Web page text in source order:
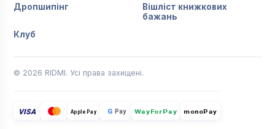
Дропшипінг
Вішліст книжкових
бажань
Клуб
© 2026 RIDMI. Усі права захищені.
VISA Apple Pay G Pay WayForPay monoPay